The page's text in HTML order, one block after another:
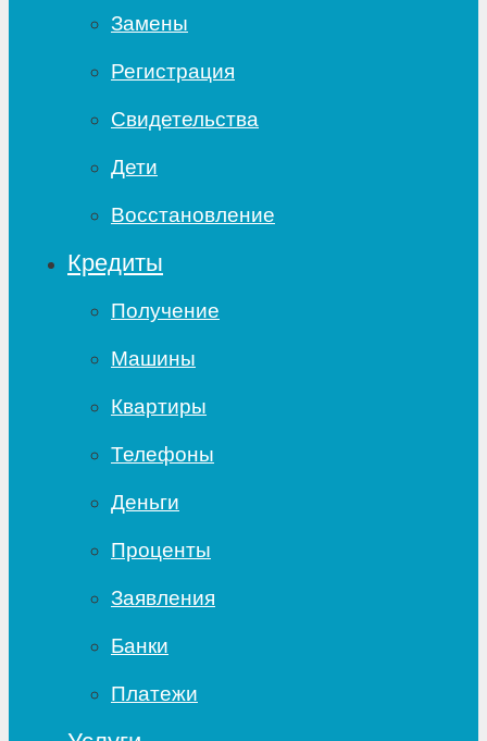
Замены
Регистрация
Свидетельства
Дети
Восстановление
Кредиты
Получение
Машины
Квартиры
Телефоны
Деньги
Проценты
Заявления
Банки
Платежи